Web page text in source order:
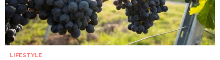
LIFESTYLE